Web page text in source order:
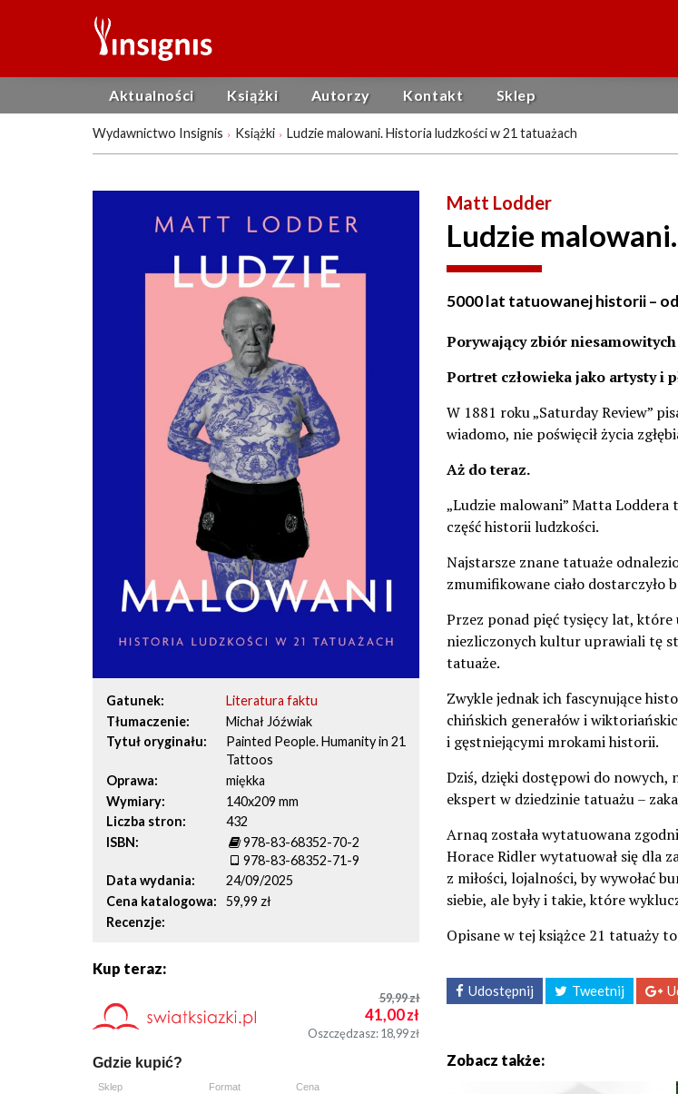
Aktualności Książki Autorzy Kontakt Sklep
Wydawnictwo Insignis Książki Ludzie malowani. Historia ludzkości w 21 tatuażach
Gatunek
Literatura faktu
Tłumaczenie
Michał Jóźwiak
Tytuł oryginału
Painted People. Humanity in 21
Tattoos
Oprawa
miękka
Wymiary
140x209 mm
Liczba stron
432
ISBN
978-83-68352-70-2
978-83-68352-71-9
Data wydania
24/09/2025
Cena katalogowa
59,99 zł
Recenzje
Kup teraz:
59,99zł
41,00zł
Oszczędzasz: 18,99zł
Gdzie kupić?
Sklep Format Cena
Matt Lodder
Ludzie
5000 lat tatuowanej historii –
Porywający zbiór
Portret człowieka jako artysty i
W 1881 roku „Saturday Review”
wiadomo, nie poświęcił życia
Aż do teraz.
„Ludzie malowani” Matta
część historii ludzkości.
Najstarsze znane tatuaże
zmumifikowane ciało
Przez ponad pięć tysięcy lat,
niezliczonych kultur uprawiali tę
tatuaże.
Zwykle jednak ich fascynujące
chińskich generałów i
i gęstniejącymi mrokami historii.
Dziś, dzięki dostępowi do
ekspert w dziedzinie tatuażu –
Arnaq została wytatuowana
Horace Ridler wytatuował się dla
z miłości, lojalności, by wywołać
siebie, ale były i takie, które
Opisane w tej książce 21 tatuaży
Udostępnij Tweetnij
Zobacz także: